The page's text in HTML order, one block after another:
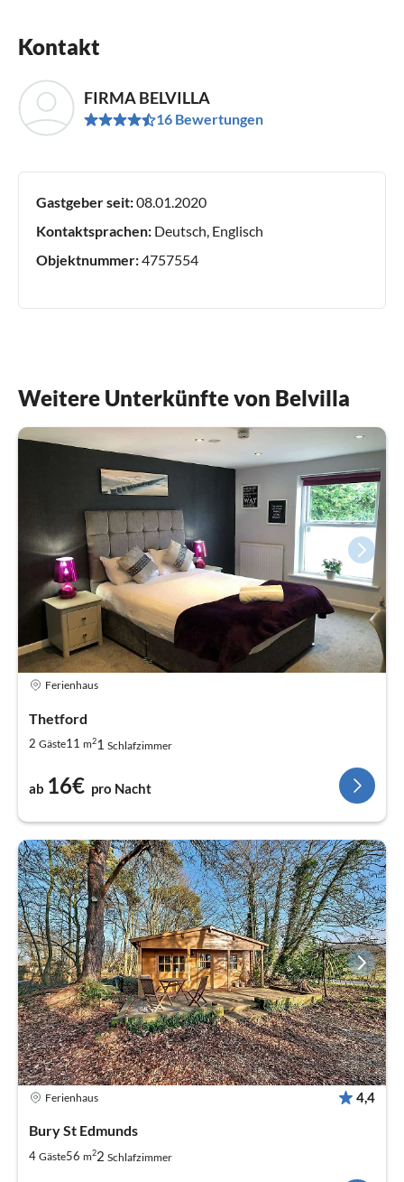
Kontakt
FIRMA BELVILLA
16 Bewertungen
Gastgeber seit:08.01.2020
Kontaktsprachen: Deutsch, Englisch
Objektnummer:4757554
Weitere Unterkünfte von Belvilla
Ferienhaus
Thetford
2 Gäste11 m21 Schlafzimmer
ab 16€ pro Nacht
Ferienhaus 4,4
Bury St Edmunds
4 Gäste56 m22 Schlafzimmer